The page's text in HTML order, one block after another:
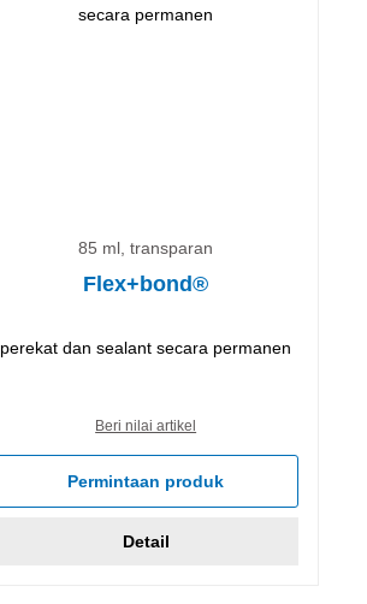
85 ml, transparan
Flex+bond®
perekat dan sealant secara permanen
Beri nilai artikel
Permintaan produk
Detail